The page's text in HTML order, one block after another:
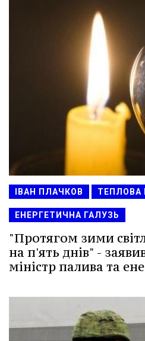
ІВАН ПЛАЧКОВ ТЕПЛОВА
ЕНЕРГЕТИЧНА ГАЛУЗЬ
"Протягом зими
на п'ять днів" -
міністр палива та